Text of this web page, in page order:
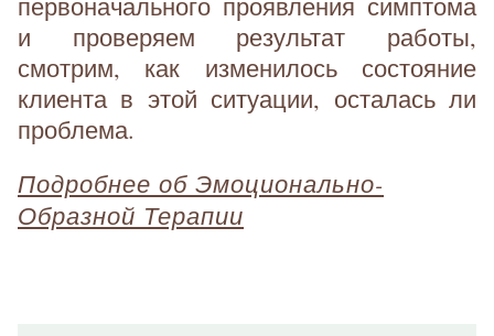
и проверяем результат работы,
смотрим, как изменилось состояние
клиента в этой ситуации, осталась ли
проблема.
Подробнее об Эмоционально-
Образной Терапии